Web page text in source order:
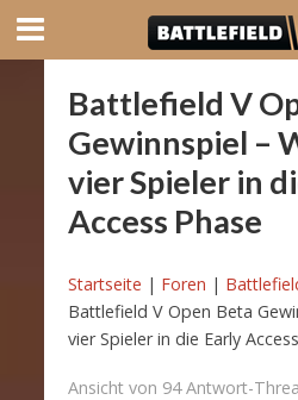
Battlefield V
Gewinnspiel –
vier Spieler in
Access Phase
Startseite | Foren |
Battlefield V Open Beta
vier Spieler in die Early
Ansicht von 94 Antwort-